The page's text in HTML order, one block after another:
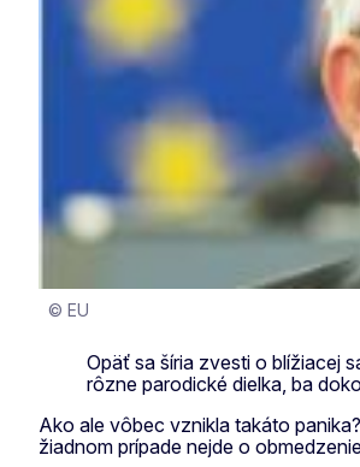
© EU
Opäť sa šíria zvesti o blížiacej
rôzne parodické dielka, ba
Ako ale vôbec vznikla takáto
žiadnom prípade nejde o